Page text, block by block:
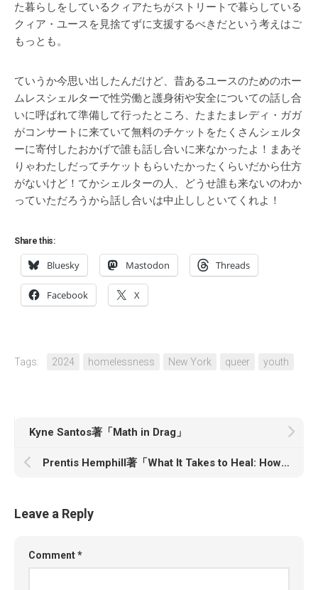
た暮らしをしているクィアたちがストリートで暮らしている
クィア・ユースを見捨てずに支援するべきだという考えはご
もっとも。
ていうか今思い出したんだけど、昔あるユースのためのホー
ムレスシェルターで性労働と護身術や安全についての話し合
いに呼ばれて準備して行ったところ、たまたまレディ・ガガ
がコンサートに来ていて無料のチケットをたくさんシェルタ
ーに寄付したおかげで誰も話し合いに来なかったよ！まあそ
りゃわたしだってチケットもらいたかったくらいだから仕方
がないけど！てかシェルターの人、どうせ誰も来ないのわか
っていただろうから話し合いは中止ししといてくれよ！
Share this:
Bluesky Mastodon Threads
Facebook X
Tags: 2024 homelessness New York queer youth
Kyne Santos著「Math in Drag」
Prentis Hemphill著「What It Takes to Heal: How Transforming Ourselves Can Change the World」
Leave a Reply
Comment*